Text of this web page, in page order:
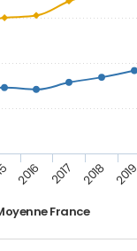
France
2016 2017 2018 2019